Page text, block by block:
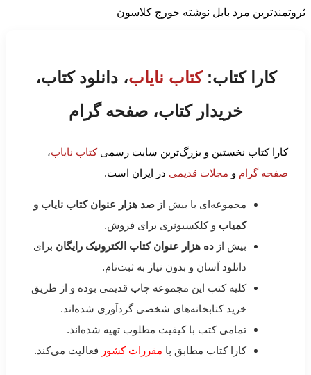
ثروتمندترین مرد بابل نوشته جورج کلاسون
کارا کتاب:کتاب نایاب، دانلود کتاب،
خریدار کتاب، صفحه گرام
کارا کتاب نخستین و بزرگ‌ترین سایت رسمیکتاب نایاب،
صفحه گرام و مجلات قدیمی در ایران است.
مجموعه‌ای با بیش از صد هزار عنوان کتاب نایاب و
کمیاب و کلکسیونری برای فروش.
بیش از ده هزار عنوان کتاب الکترونیک رایگان برای
دانلود آسان و بدون نیاز به ثبت‌نام.
کلیه کتب این مجموعه چاپ قدیمی بوده و از طریق
خرید کتابخانه‌های شخصی گردآوری شده‌اند.
تمامی کتب با کیفیت مطلوب تهیه شده‌اند.
کارا کتاب مطابق با مقررات کشور فعالیت می‌کند.